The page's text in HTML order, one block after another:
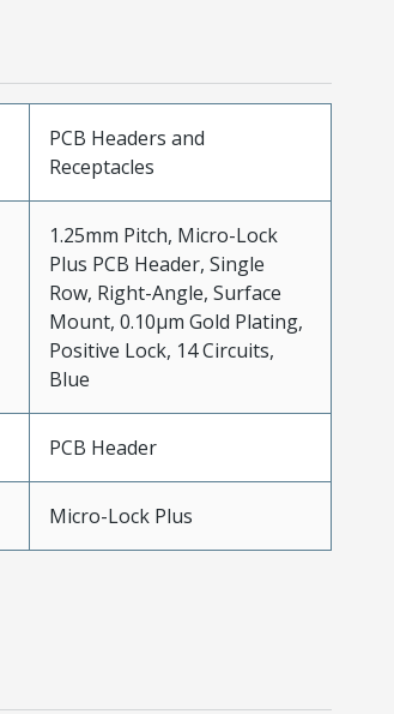
PCB Headers and
Receptacles
1.25mm Pitch, Micro-Lock
Plus PCB Header, Single
Row, Right-Angle, Surface
Mount, 0.10µm Gold Plating,
Positive Lock, 14 Circuits,
Blue
PCB Header
Micro-Lock Plus